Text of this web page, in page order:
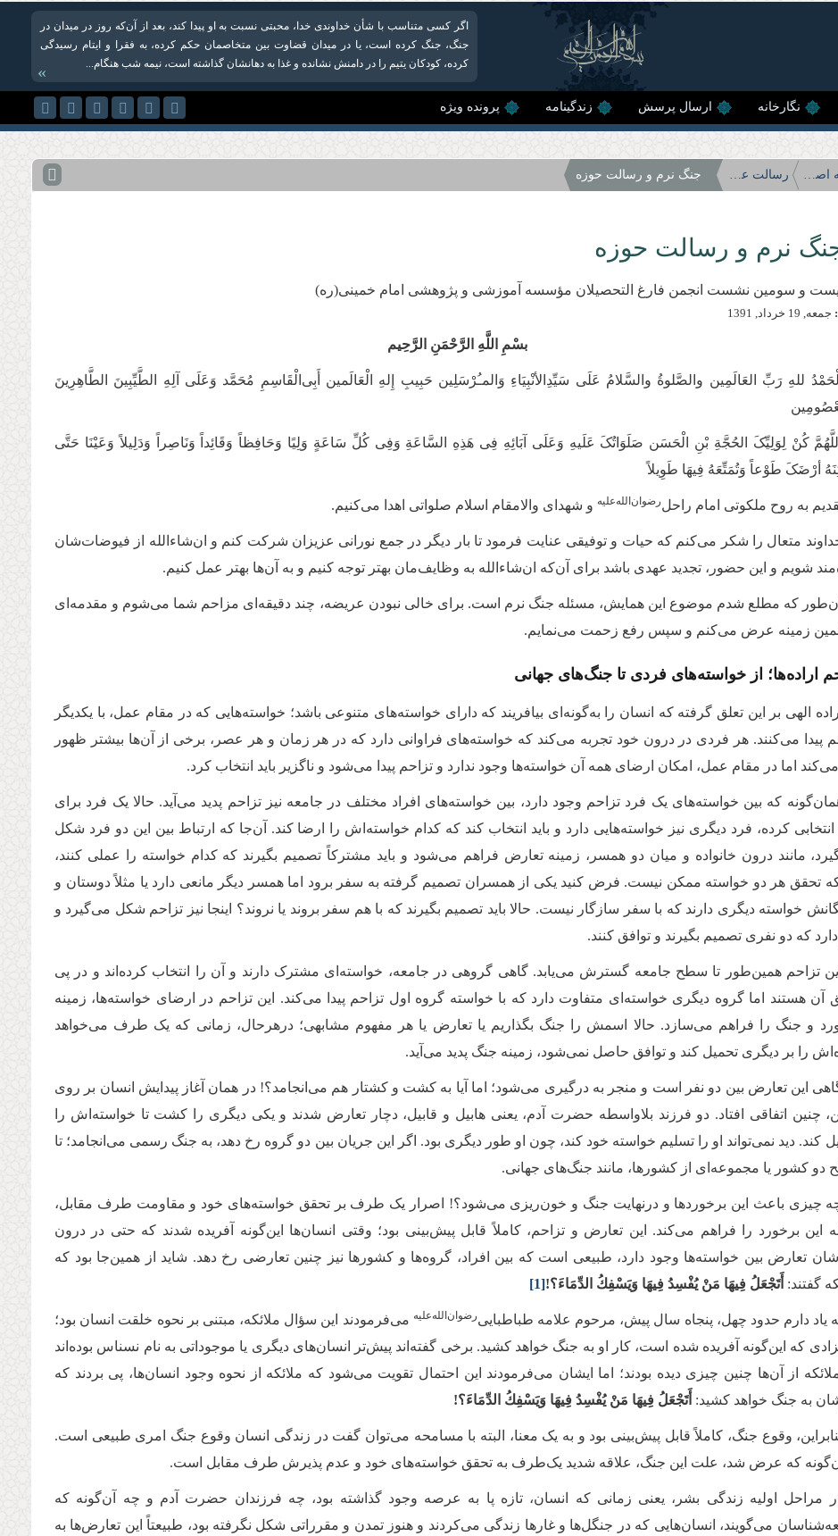
اگر کسی متناسب با شأن خداوندی خدا، محبتی نسبت به او پیدا کند، بعد از آن‌که روز در میدان در
جنگ، جنگ کرده است، یا در میدان قضاوت بین متخاصمان حکم کرده، به فقرا و ایتام رسیدگی
کرده، کودکان یتیم را در دامنش نشانده و غذا به دهانشان گذاشته است، نیمه شب هنگام...
»
نگارخانه ارسال پرسش زندگینامه پرونده ویژه
صفحه اصلی رسالت عظیم حوزه‌ علمیه جنگ نرم و رسالت حوزه
نرم و رسالت حوزه
و سومين نشست انجمن فارغ التحصيلان مؤسسه آموزشی و پژوهشی امام خمينی(ره)
جمعه, 19 خرداد, 1391
بسْمِ اللَّهِ الرَّحْمَنِ الرَّحِیم
الْحَمْدُ للهِ رَبِّ العَالَمِین والصَّلوةُ والسَّلامُ عَلَی سَیِّدِالأنْبِیَاءِ وَالمـُرْسَلِین حَبِیبِ إِلهِ الْعَالَمین أَبِی‌‌الْقَاسِمِ مُحَمَّد وَعَلَی آلِهِ الطَّیِّبِینَ الطَّاهِرِینَ
أللَّهُمَّ کُنْ لِوَلِیِّکَ الحُجَّةِ بْنِ الْحَسَن صَلَوَاتُکَ عَلَیهِ وَعَلَی آبَائِهِ فِی هَذِهِ السَّاعَةِ وَفِی کُلِّ سَاعَةٍ‌‌ وَلِیًا وَحَافِظاً وَقَائِداً وَنَاصِراً وَدَلِیلاً وَعَیْنَا حَتَّی
أرْضَکَ طَوْعاً وَتُمَتِّعَهُ فِیهَا طَوِیلاً
به روح ملکوتی امام راحل‌رضوان‌الله‌علیه و شهدای والامقام اسلام صلواتی اهدا می‌کنیم.
متعال را شکر می‌کنم که حیات و توفیقی عنایت فرمود تا بار دیگر در جمع نورانی عزیزان شرکت کنم و ان‌شاءالله از فیوضات‌شان
شویم و این حضور، تجدید عهدی باشد برای آن‌که ان‌شاءالله به وظایف‌مان بهتر توجه کنیم و به آن‌ها بهتر عمل کنیم.
آن‌طور که مطلع شدم موضوع این همایش، مسئله جنگ نرم است. برای خالی نبودن عریضه، چند دقیقه‌ای مزاحم شما می‌شوم و مقدمه‌ای
زمینه عرض می‌کنم و سپس رفع زحمت می‌نمایم.
اراده‌ها؛ از خواسته‌های فردی تا جنگ‌های جهانی
اراده الهی بر این تعلق گرفته که انسان را به‌گونه‌ای بیافریند که دارای خواسته‌های متنوعی باشد؛ خواسته‌هایی که در مقام عمل، با یکدیگر
پیدا می‌کنند. هر فردی در درون خود تجربه می‌کند که خواسته‌های فراوانی دارد که در هر زمان و هر عصر، برخی از آن‌ها بیشتر ظهور
می‌کند اما در مقام عمل، امکان ارضای همه آن خواسته‌ها وجود ندارد و تزاحم پیدا می‌شود و ناگزیر باید انتخاب کرد.
که بین خواسته‌های یک فرد تزاحم وجود دارد، بین خواسته‌های افراد مختلف در جامعه نیز تزاحم پدید می‌آید. حالا یک فرد برای
کرده، فرد دیگری نیز خواسته‌هایی دارد و باید انتخاب کند که کدام خواسته‌اش را ارضا کند. آن‌جا که ارتباط بین این دو فرد شکل
مانند درون خانواده و میان دو همسر، زمینه تعارض فراهم می‌شود و باید مشترکاً تصمیم بگیرند که کدام خواسته را عملی کنند،
تحقق هر دو خواسته ممکن نیست. فرض کنید یکی از همسران تصمیم گرفته به سفر برود اما همسر دیگر مانعی دارد یا مثلاً دوستان و
خواسته دیگری دارند که با سفر سازگار نیست. حالا باید تصمیم بگیرند که با هم سفر بروند یا نروند؟ اینجا نیز تزاحم شکل می‌گیرد و
دارد که دو نفری تصمیم بگیرند و توافق کنند.
این تزاحم همین‌طور تا سطح جامعه گسترش می‌یابد. گاهی گروهی در جامعه، خواسته‌ای مشترک دارند و آن را انتخاب کرده‌اند و در پی
آن هستند اما گروه دیگری خواسته‌ای متفاوت دارد که با خواسته گروه اول تزاحم پیدا می‌کند. این تزاحم در ارضای خواسته‌ها، زمینه
و جنگ را فراهم می‌سازد. حالا اسمش را جنگ بگذاریم یا تعارض یا هر مفهوم مشابهی؛ درهرحال، زمانی که یک طرف می‌خواهد
را بر دیگری تحمیل کند و توافق حاصل نمی‌شود، زمینه جنگ پدید می‌آید.
این تعارض بین دو نفر است و منجر به درگیری می‌شود؛ اما آیا به کشت و کشتار هم می‌انجامد؟! در همان آغاز پیدایش انسان بر روی
چنین اتفاقی افتاد. دو فرزند بلاواسطه حضرت آدم، یعنی هابیل و قابیل، دچار تعارض شدند و یکی دیگری را کشت تا خواسته‌اش را
کند. دید نمی‌تواند او را تسلیم خواسته خود کند، چون او طور دیگری بود. اگر این جریان بین دو گروه رخ دهد، به جنگ رسمی می‌انجامد؛ تا
دو کشور یا مجموعه‌ای از کشورها، مانند جنگ‌های جهانی.
چیزی باعث این برخوردها و درنهایت جنگ و خون‌ریزی می‌شود؟! اصرار یک طرف بر تحقق خواسته‌های خود و مقاومت طرف مقابل،
این برخورد را فراهم می‌کند. این تعارض و تزاحم، کاملاً قابل پیش‌بینی بود؛ وقتی انسان‌ها این‌گونه آفریده شدند که حتی در درون
تعارض بین خواسته‌ها وجود دارد، طبیعی است که بین افراد، گروه‌ها و کشورها نیز چنین تعارضی رخ دهد. شاید از همین‌جا بود که
گفتند: أَتَجْعَلُ فِيهَا مَنْ يُفْسِدُ فِيهَا وَيَسْفِكُ الدِّمَاءَ؟![1]
یاد دارم حدود چهل، پنجاه سال پیش، مرحوم علامه طباطبایی‌رضوان‌‌الله‌‌علیه می‌فرمودند این سؤال ملائکه، مبتنی بر نحوه خلقت انسان بود؛
که این‌گونه آفریده شده است، کار او به جنگ خواهد کشید. برخی گفته‌اند پیش‌تر انسان‌های دیگری یا موجوداتی به نام نسناس بوده‌اند
از آن‌ها چنین چیزی دیده بودند؛ اما ایشان می‌فرمودند این احتمال تقویت می‌شود که ملائکه از نحوه وجود انسان‌ها، پی بردند که
به جنگ خواهد کشید: أَتَجْعَلُ فِيهَا مَنْ يُفْسِدُ فِيهَا وَيَسْفِكُ الدِّمَاءَ؟!
وقوع جنگ، کاملاً قابل پیش‌بینی بود و به یک معنا، البته با مسامحه می‌توان گفت در زندگی انسان وقوع جنگ امری طبیعی است.
که عرض شد، علت این جنگ، علاقه شدید یک‌طرف به تحقق خواسته‌های خود و عدم پذیرش طرف مقابل است.
مراحل اولیه زندگی بشر، یعنی زمانی که انسان، تازه پا به عرصه وجود گذاشته بود، چه فرزندان حضرت آدم و چه آن‌گونه که
می‌گویند، انسان‌هایی که در جنگل‌ها و غارها زندگی می‌کردند و هنوز تمدن و مقرراتی شکل نگرفته بود، طبیعتاً این تعارض‌ها به